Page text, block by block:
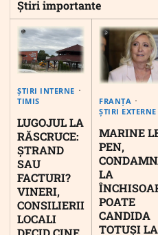
Știri importante
ȘTIRI INTERNE
TIMIS
LUGOJUL LA
RĂSCRUCE:
ȘTRAND
SAU
FACTURI?
VINERI,
CONSILIERII
LOCALI
FRANȚA
ȘTIRI EXTERNE
MARINE
PEN,
LA
POATE
CANDIDA
TOTUȘI LA